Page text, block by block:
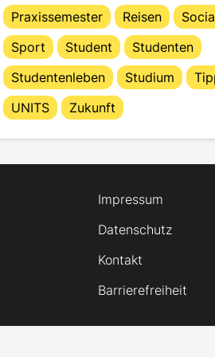
Praxissemester
Reisen
Sport
Student
Studenten
Studentenleben
Studium
UNITS
Zukunft
Impressum
Datenschutz
Kontakt
Barrierefreiheit